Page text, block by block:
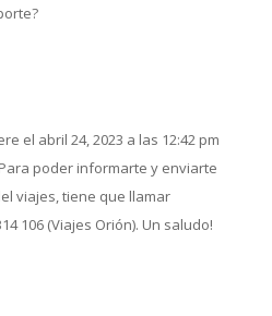
el abril 24, 2023 a las 12:42 pm
poder informarte y enviarte
viajes, tiene que llamar
106 (Viajes Orión). Un saludo!